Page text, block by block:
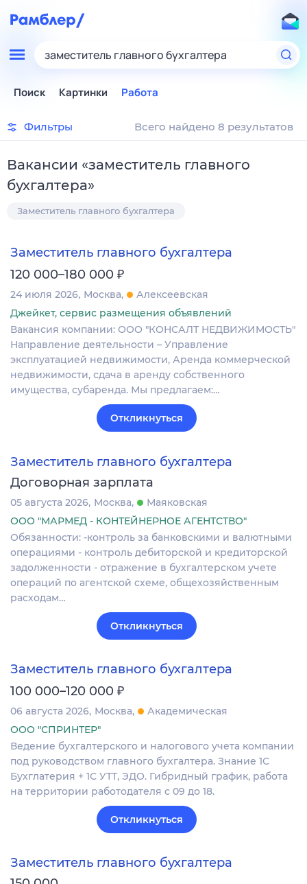
заместитель главного бухгалтера
Поиск Картинки Работа
Фильтры Всего найдено 8 результатов
Вакансии «заместитель главного
бухгалтера»
Заместитель главного бухгалтера
Заместитель главного бухгалтера
120 000–180 000 ₽
24 июля 2026 Москва
Алексеевская
Джейкет, сервис размещения объявлений
Вакансия компании: ООО "КОНСАЛТ НЕДВИЖИМОСТЬ"
Направление деятельности – Управление
эксплуатацией недвижимости, Аренда коммерческой
недвижимости, сдача в аренду собственного
имущества, субаренда. Мы предлагаем:…
Откликнуться
Заместитель главного бухгалтера
Договорная зарплата
05 августа 2026 Москва
Маяковская
ООО "МАРМЕД - КОНТЕЙНЕРНОЕ АГЕНТСТВО"
Обязанности: -контроль за банковскими и валютными
операциями - контроль дебиторской и кредиторской
задолженности - отражение в бухгалтерском учете
операций по агентской схеме, общехозяйственным
расходам…
Откликнуться
Заместитель главного бухгалтера
100 000–120 000 ₽
06 августа 2026 Москва
Академическая
ООО "СПРИНТЕР"
Ведение бухгалтерского и налогового учета компании
под руководством главного бухгалтера. Знание 1С
Бухглатерия + 1С УТТ, ЭДО. Гибридный график, работа
на территории работодателя с 09 до 18.
Откликнуться
Заместитель главного бухгалтера